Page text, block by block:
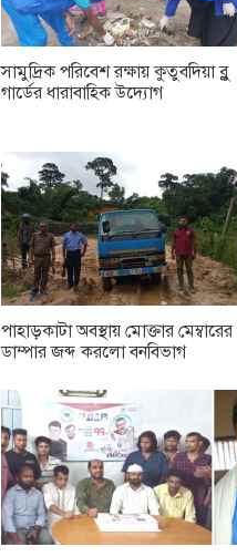
সামুদ্রিক পরিবেশ রক্ষায় কুতুবদিয়া ব্লু
গার্ডের ধারাবাহিক উদ্যোগ
পাহাড়কাটা অবস্থায় মোক্তার মেম্বারের
ডাম্পার জব্দ করলো বনবিভাগ